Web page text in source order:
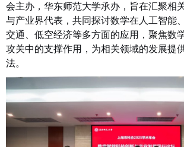
会主办，华东师范大学承办，旨在汇聚相
与产业界代表，共同探讨数学在人工智能
交通、低空经济等多方面的应用，聚焦数
攻关中的支撑作用，为相关领域的发展提
法。